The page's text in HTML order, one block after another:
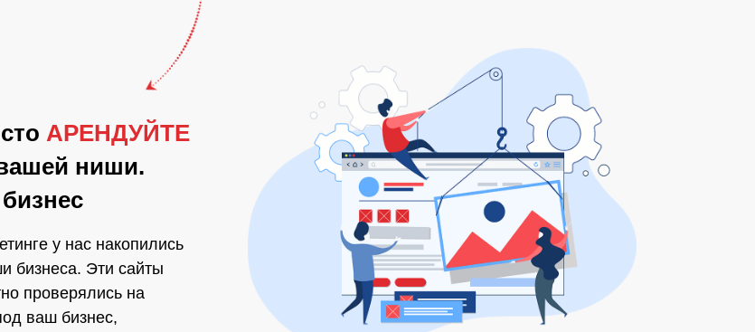
АРЕНДУЙТЕ
ниши.
у нас накопились
бизнеса. Эти сайты
проверялись на
ваш бизнес,